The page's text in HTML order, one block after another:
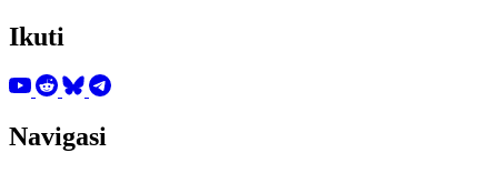
Ikuti
Navigasi